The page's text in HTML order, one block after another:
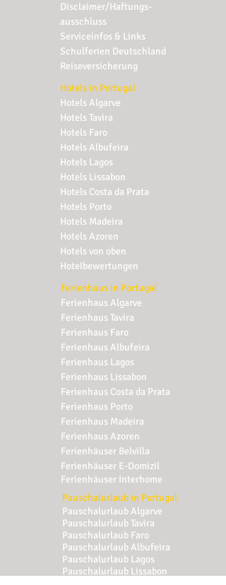
Disclaimer/Haftungs-
ausschluss
Serviceinfos & Links
Schulferien Deutschland
Reiseversicherung
Hotels in Portugal
Hotels Algarve
Hotels Tavira
Hotels Faro
Hotels Albufeira
Hotels Lagos
Hotels Lissabon
Hotels Costa da Prata
Hotels Porto
Hotels Madeira
Hotels Azoren
Hotels von oben
Hotelbewertungen
Ferienhaus in Portugal
Ferienhaus Algarve
FerienhausTavira
Ferienhaus Faro
FerienhausAlbufeira
Ferienhaus Lagos
Ferienhaus Lissabon
Ferienhaus Costa da Prata
Ferienhaus Porto
Ferienhaus Madeira
FerienhausAzoren
Ferienhäuser Belvilla
Ferienhäuser E-Domizil
Ferienhäuser Interhome
Pauschalurlaub in Portugal
PauschalurlaubAlgarve
PauschalurlaubTavira
Pauschalurlaub Faro
PauschalurlaubAlbufeira
Pauschalurlaub Lagos
Pauschalurlaub Lissabon